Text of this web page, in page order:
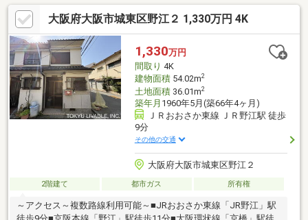
ーコーナン片町店：徒歩12分（888ｍ）医療法人尽生会聖和病
院：徒歩3分（240ｍ）都島東野田郵便局：徒歩7分（488ｍ）都島
中野郵便局：徒歩8分（604ｍ）大阪市都島区役所：徒歩7分（526
ｍ）大阪市立都島図書館：徒歩5分（390ｍ）りそな銀行京阪京橋
支店：徒歩11分（841ｍ）
大阪府大阪市城東区野江２ 1,330万円 4K
1,330万円
間取り 4K
建物面積54.02m2
土地面積36.01m2
築年月 1960年5月(築66年4ヶ月)
ＪＲおおさか東線 ＪＲ野江駅 徒歩
9分
その他の交通
大阪府大阪市城東区野江２
2階建て 都市ガス 所有権
～アクセス～複数路線利用可能～■JRおおさか東線「JR野江」駅